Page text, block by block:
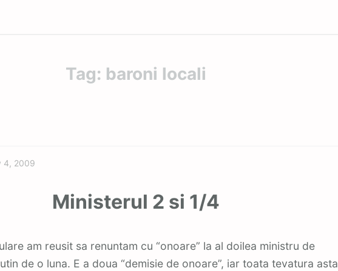
Tag: baroni locali
4, 2009
Ministerul 2 si 1/4
de o luna. E a doua “demisie de onoare”, iar toata tevatura asta